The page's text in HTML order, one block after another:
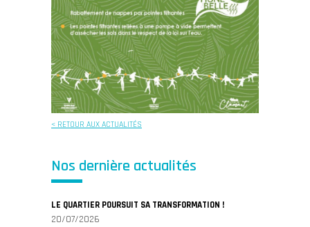
< RETOUR AUX ACTUALITÉS
Nos dernière actualités
LE QUARTIER POURSUIT SA TRANSFORMATION !
20/07/2026